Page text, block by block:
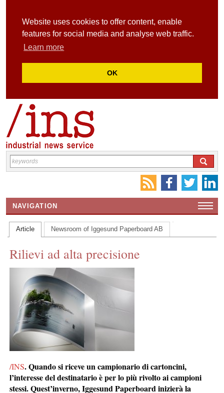
Website uses cookies to offer content, enable
features for social media and analyse web traffic.
Learn more
OK
NAVIGATION
HOME
CONTACT US
INS MAIN WEBSITE
ABOUT US
Article Newsroom of Iggesund Paperboard AB
Rilievi ad alta precisione
/INS. Quando si riceve un campionario di cartoncini,
l’interesse del destinatario è per lo più rivolto ai campioni
stessi. Quest’inverno, Iggesund Paperboard inizierà la